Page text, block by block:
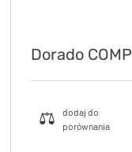
Dorado COMP